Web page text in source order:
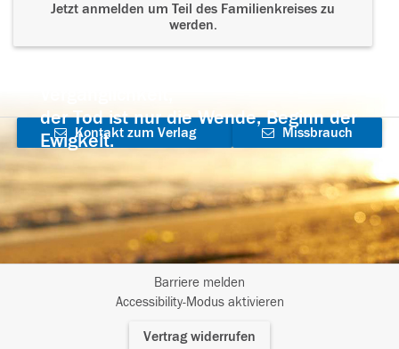
Jetzt anmelden um Teil des Familienkreises zu
werden.
der Tod ist nur die Wende, Beginn der
Ewigkeit.
Kontakt zum Verlag
aufnehmen
Missbrauch
Barriere melden
Accessibility-Modus aktivieren
Vertrag widerrufen